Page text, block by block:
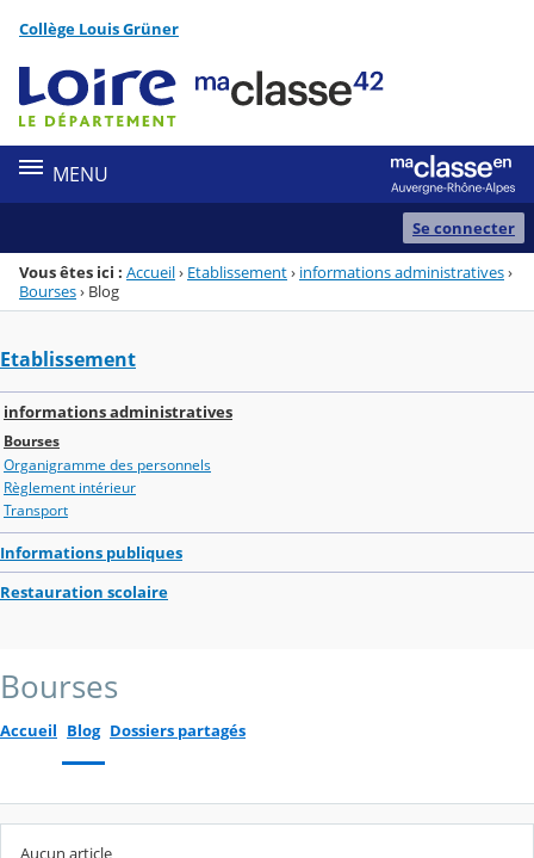
Menu de la rubrique
Contenu
Collège Louis Grüner
MENU
Se connecter
Vous êtes ici : Accueil› Etablissement› informations administratives›
Bourses› Blog
Etablissement
informations administratives
Bourses
Organigramme des personnels
Règlement intérieur
Transport
Informations publiques
Restauration scolaire
Bourses
Accueil Blog Dossiers partagés
Aucun article